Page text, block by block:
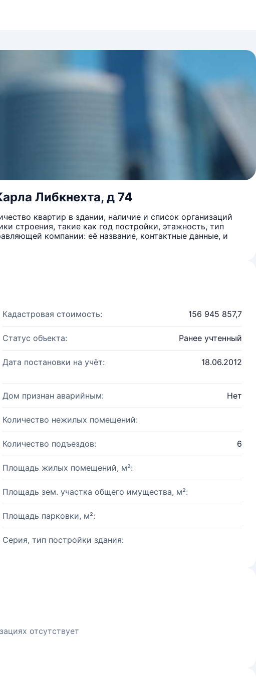
Либкнехта, д 74
квартир в здании, наличие и список организаций
строения, такие как год постройки, этажность, тип
компании: её название, контактные данные, и
Кадастровая стоимость: 156 945 857,7
Статус объекта: Ранее учтенный
Дата постановки на учёт: 18.06.2012
Дом признан аварийным: Нет
Количество нежилых помещений:
Количество подъездов: 6
Площадь жилых помещений, м²:
Площадь зем. участка общего имущества, м²:
Площадь парковки, м²:
Серия, тип постройки здания:
отсутствует